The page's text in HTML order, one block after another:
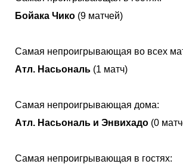
Бойака Чико (9 матчей)
Самая непроигрывающая во всех
Атл. Насьональ (1 матч)
Самая непроигрывающая дома:
Атл. Насьональ и Энвихадо (0
Самая непроигрывающая в гостях: